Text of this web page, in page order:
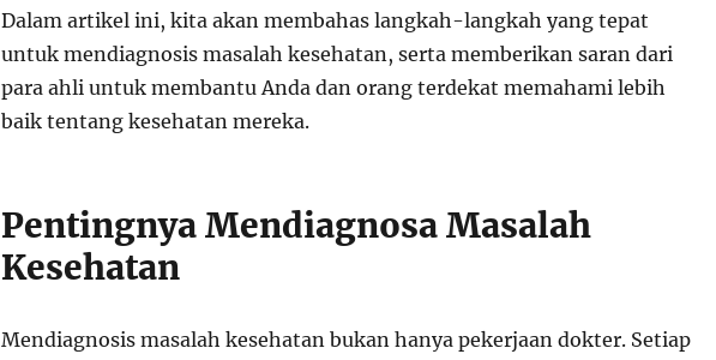
Dalam artikel ini, kita akan membahas langkah-langkah yang tepat
untuk mendiagnosis masalah kesehatan, serta memberikan saran dari
para ahli untuk membantu Anda dan orang terdekat memahami lebih
baik tentang kesehatan mereka.
Pentingnya Mendiagnosa Masalah
Kesehatan
Mendiagnosis masalah kesehatan bukan hanya pekerjaan dokter. Setiap